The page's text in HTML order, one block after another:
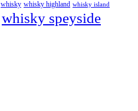
whisky whisky highland whisky island
whisky speyside